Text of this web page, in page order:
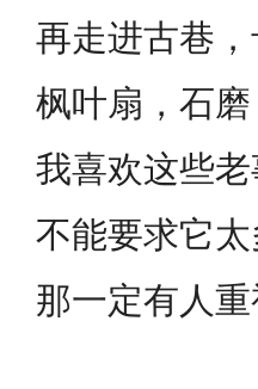
再走进古巷
枫叶扇，石
我喜欢这些
不能要求它
那一定有人